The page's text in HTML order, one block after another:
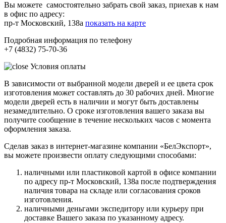
Вы можете самостоятельно забрать свой заказ, приехав к нам
в офис по адресу:
пр-т Московский, 138а показать на карте
Подробная информация по телефону
+7 (4832) 75-70-36
Условия оплаты
В зависимости от выбранной модели дверей и ее цвета срок
изготовления может составлять до 30 рабочих дней. Многие
модели дверей есть в наличии и могут быть доставлены
незамедлительно. О сроке изготовления вашего заказа вы
получите сообщение в течение нескольких часов с момента
оформления заказа.
Сделав заказ в интернет-магазине компании «БелЭкспорт»,
вы можете произвести оплату следующими способами:
наличными или пластиковой картой в офисе компании
по адресу пр-т Московский, 138а после подтверждения
наличия товара на складе или согласования сроков
изготовления.
наличными деньгами экспедитору или курьеру при
доставке Вашего заказа по указанному адресу.